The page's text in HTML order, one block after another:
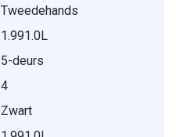
Tweedehands
1.991.0L
5-deurs
4
Zwart